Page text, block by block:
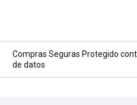
Compras Seguras Protegido
de datos